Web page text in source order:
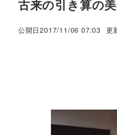
古来の引き算の
公開日2017/11/06 07:03 更